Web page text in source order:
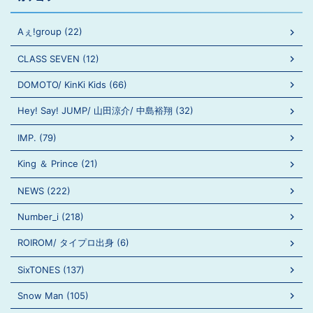
Aぇ!group (22)
CLASS SEVEN (12)
DOMOTO/ KinKi Kids (66)
Hey! Say! JUMP/ 山田涼介/ 中島裕翔 (32)
IMP. (79)
King ＆ Prince (21)
NEWS (222)
Number_i (218)
ROIROM/ タイプロ出身 (6)
SixTONES (137)
Snow Man (105)